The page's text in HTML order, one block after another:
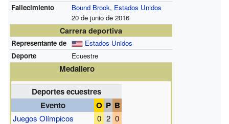
Fallecimiento
Bound Brook, Estados Unidos
20 de junio de 2016
Carrera deportiva
Representante de
Estados Unidos
Deporte
Ecuestre
Medallero
Deportes ecuestres
Evento
O P B
Juegos Olímpicos 0 2 0